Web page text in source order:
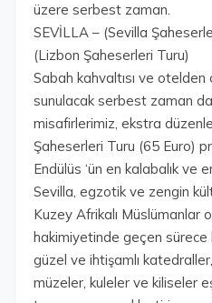
üzere serbest zaman.
SEVİLLA – (Sevilla
(Lizbon Şaheserleri Turu)
Sabah kahvaltısı ve otelden
sunulacak serbest zaman
misafirlerimiz, ekstra
Şaheserleri Turu (65 Euro)
Endülüs ‘ün en kalabalık ve
Sevilla, egzotik ve zengin
Kuzey Afrikalı Müslümanlar
hakimiyetinde geçen sürece
güzel ve ihtişamlı
müzeler, kuleler ve kiliseler